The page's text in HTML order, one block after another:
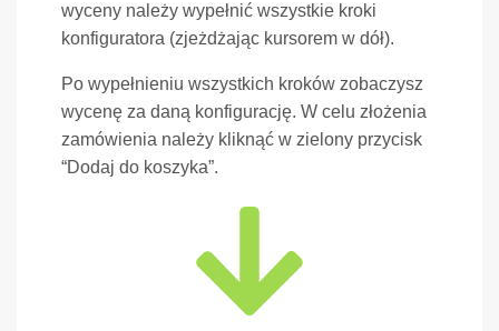
wyceny należy wypełnić wszystkie kroki
konfiguratora (zjeżdżając kursorem w dół).
Po wypełnieniu wszystkich kroków zobaczysz
wycenę za daną konfigurację. W celu złożenia
zamówienia należy kliknąć w zielony przycisk
“Dodaj do koszyka”.